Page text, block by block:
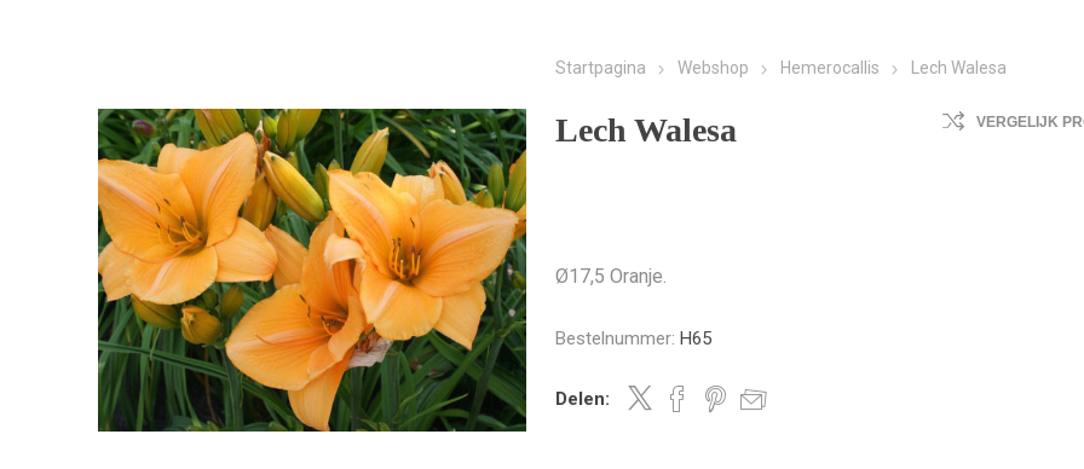
Startpagina Webshop Hemerocallis Lech Walesa
Lech Walesa VERGELIJK
Ø17,5 Oranje.
Bestelnummer: H65
Delen: